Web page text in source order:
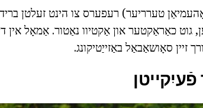
טערריער) רעפערס צו הינט זעלטן
גוט כאַראַקטער און אַקטיוו נאַטור. אַמאָל
זיין סאָושאַבאַל באַזייַטיקונג.